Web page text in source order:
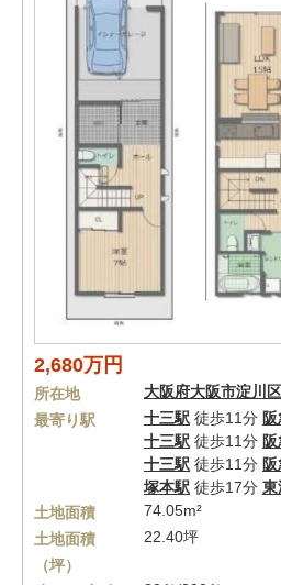
2,680万円
所在地 大阪府大阪市淀川区
最寄り駅
十三駅 徒歩11分
十三駅 徒歩11分
十三駅 徒歩11分
塚本駅 徒歩17分 東
土地面積
74.05m²
土地面積
（坪）
22.40坪